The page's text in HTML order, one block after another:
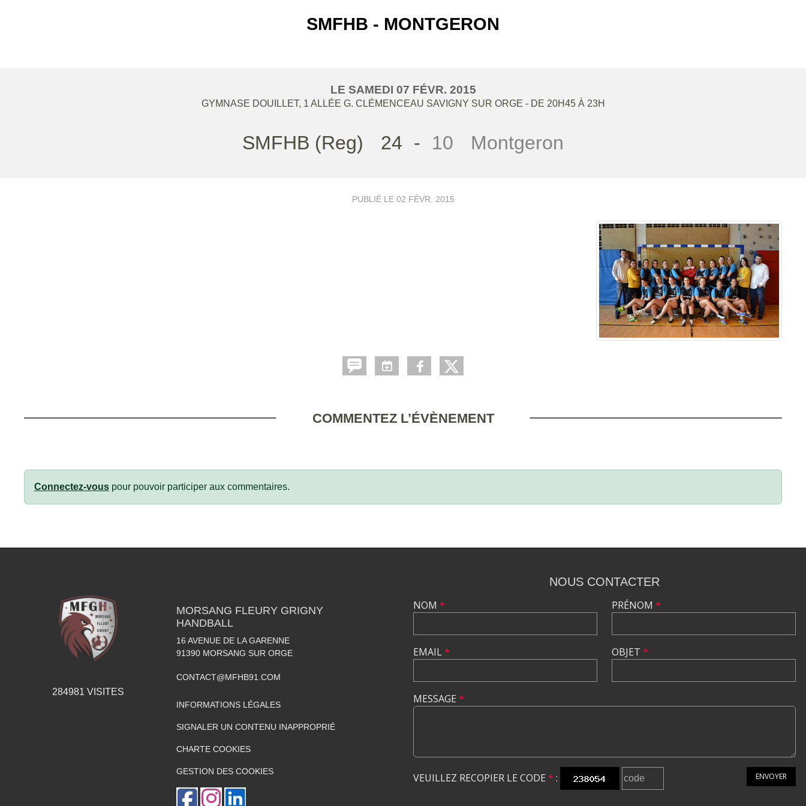
SMFHB - MONTGERON
LE SAMEDI 07 FÉVR. 2015
GYMNASE DOUILLET, 1 ALLÉE G. CLÉMENCEAU SAVIGNY SUR ORGE - DE 20H45 À 23H
SMFHB (Reg) 24 - 10 Montgeron
PUBLIÉ LE 02 FÉVR. 2015
COMMENTEZ L’ÉVÈNEMENT
Connectez-vous pour pouvoir participer aux commentaires.
284981 VISITES
MORSANG FLEURY GRIGNY
HANDBALL
16 AVENUE DE LA GARENNE
91390 MORSANG SUR ORGE
CONTACT@MFHB91.COM
INFORMATIONS LÉGALES
SIGNALER UN CONTENU INAPPROPRIÉ
CHARTE COOKIES
GESTION DES COOKIES
NOUS CONTACTER
NOM *
EMAIL*
PRÉNOM *
OBJET *
MESSAGE *
VEUILLEZ RECOPIER LE CODE * : ENVOYER